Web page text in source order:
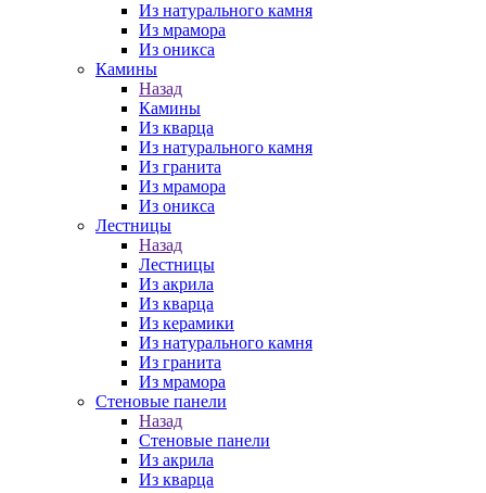
Из натурального камня
Из мрамора
Из оникса
Камины
Назад
Камины
Из кварца
Из натурального камня
Из гранита
Из мрамора
Из оникса
Лестницы
Назад
Лестницы
Из акрила
Из кварца
Из керамики
Из натурального камня
Из гранита
Из мрамора
Стеновые панели
Назад
Стеновые панели
Из акрила
Из кварца